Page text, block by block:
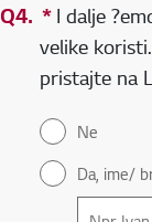
Q4. *Obavezno
I dalje
velike
pristajte na
Ne
Da, ime/